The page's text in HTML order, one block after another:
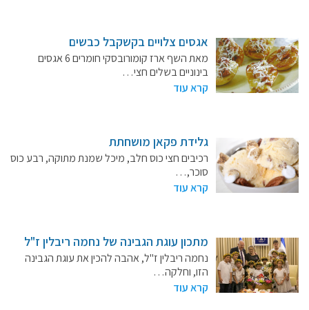
מתכונים
אגסים צלויים בקשקבל כבשים
מאת השף ארז קומורובסקי חומרים 6 אגסים
בינוניים בשלים חצי…
קרא עוד
גלידת פקאן מושחתת
רכיבים חצי כוס חלב, מיכל שמנת מתוקה, רבע כוס
סוכר,…
קרא עוד
מתכון עוגת הגבינה של נחמה ריבלין ז"ל
נחמה ריבלין ז"ל, אהבה להכין את עוגת הגבינה
הזו, וחלקה…
קרא עוד